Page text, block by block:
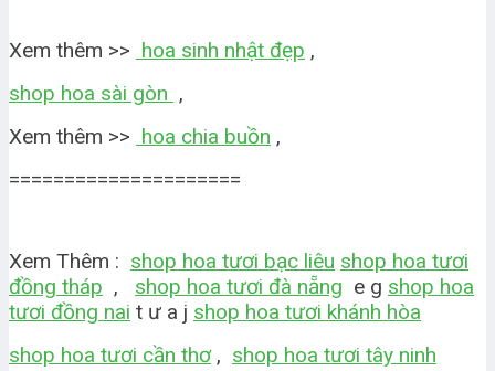
Xem thêm >> hoa sinh nhật đẹp ,
shop hoa sài gòn ,
Xem thêm >> hoa chia buồn ,
=====================
Xem Thêm : shop hoa tươi bạc liêu shop hoa tươi
đồng tháp , shop hoa tươi đà nẵng e g shop hoa
tươi đồng nai t ư a j shop hoa tươi khánh hòa
shop hoa tươi cần thơ, shop hoa tươi tây ninh